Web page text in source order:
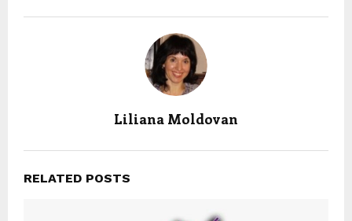
Liliana Moldovan
RELATED POSTS